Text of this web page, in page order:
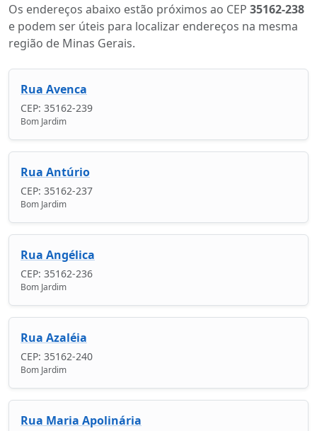
Os endereços abaixo estão próximos ao CEP 35162-238
e podem ser úteis para localizar endereços na mesma
região de Minas Gerais.
Rua Avenca
CEP: 35162-239
Bom Jardim
Rua Antúrio
CEP: 35162-237
Bom Jardim
Rua Angélica
CEP: 35162-236
Bom Jardim
Rua Azaléia
CEP: 35162-240
Bom Jardim
Rua Maria Apolinária